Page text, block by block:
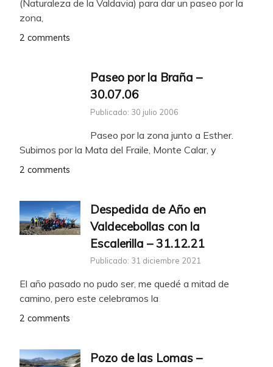
(Naturaleza de la Valdavia) para dar un paseo por la
zona,
2 comments
Paseo por la Braña –
30.07.06
Publicado: 30 julio 2006
Paseo por la zona junto a Esther.
Subimos por la Mata del Fraile, Monte Calar, y
2 comments
Despedida de Año en
Valdecebollas con la
Escalerilla – 31.12.21
Publicado: 31 diciembre 2021
El año pasado no pudo ser, me quedé a mitad de
camino, pero este celebramos la
2 comments
Pozo de las Lomas –